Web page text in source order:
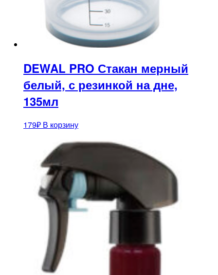
DEWAL PRO Стакан мерный
белый, с резинкой на дне,
135мл
179₽ В корзину